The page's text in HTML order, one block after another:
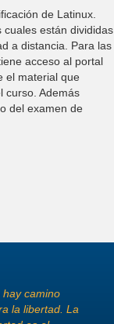
de Latinux.
están divididas
a distancia. Para las
acceso al portal
el material que
curso. Además
del examen de
hay camino
la libertad. La